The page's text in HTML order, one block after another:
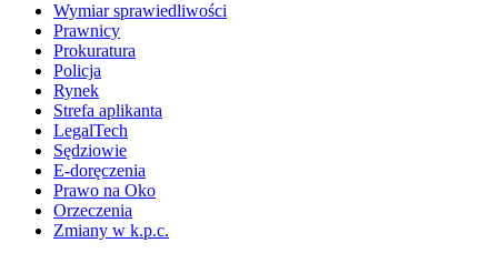
Wymiar sprawiedliwości
Prawnicy
Prokuratura
Policja
Rynek
Strefa aplikanta
LegalTech
Sędziowie
E-doręczenia
Prawo na Oko
Orzeczenia
Zmiany w k.p.c.